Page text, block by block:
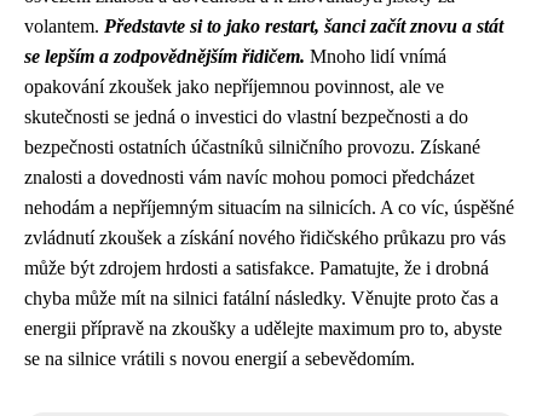
volantem. Představte si to jako restart, šanci začít znovu a stát
se lepším a zodpovědnějším řidičem. Mnoho lidí vnímá
opakování zkoušek jako nepříjemnou povinnost, ale ve
skutečnosti se jedná o investici do vlastní bezpečnosti a do
bezpečnosti ostatních účastníků silničního provozu. Získané
znalosti a dovednosti vám navíc mohou pomoci předcházet
nehodám a nepříjemným situacím na silnicích. A co víc, úspěšné
zvládnutí zkoušek a získání nového řidičského průkazu pro vás
může být zdrojem hrdosti a satisfakce. Pamatujte, že i drobná
chyba může mít na silnici fatální následky. Věnujte proto čas a
energii přípravě na zkoušky a udělejte maximum pro to, abyste
se na silnice vrátili s novou energií a sebevědomím.